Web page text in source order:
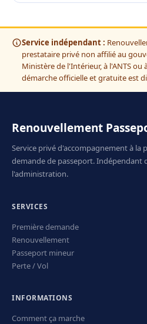
Service indépendant :
prestataire privé non affilié au
Ministère de l'Intérieur, à l'ANTS
démarche officielle et gratuite est
Renouvellement
Service privé d'accompagnement à la
demande de passeport. Indépendant
l'administration.
SERVICES
Première demande
Renouvellement
Passeport mineur
Perte / Vol
INFORMATIONS
Comment ça marche